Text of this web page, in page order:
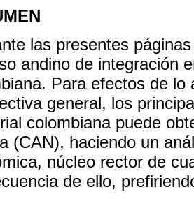
las presentes
andino de integración
Para efectos de
general, los
colombiana puede
(CAN), haciendo un
núcleo rector de
de ello,